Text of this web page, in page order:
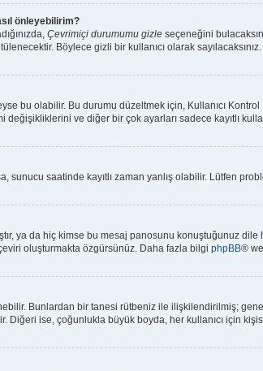
önleyebilirim?
Çevrimiçi durumumu gizle seçeneğini
Böylece gizli bir kullanıcı olarak sayılacaksınız.
bu olabilir. Bu durumu düzeltmek için, Kullanıcı
ve diğer bir çok ayarları sadece kayıtlı
saatinde kayıtlı zaman yanlış olabilir. Lütfen
ya da hiç kimse bu mesaj panosunu konuştuğunuz
oluşturmakta özgürsünüz. Daha fazla bilgi phpBB®
Bunlardan bir tanesi rütbeniz ile ilişkilendirilmiş;
Diğeri ise, çoğunlukla büyük boyda, her kullanıcı için